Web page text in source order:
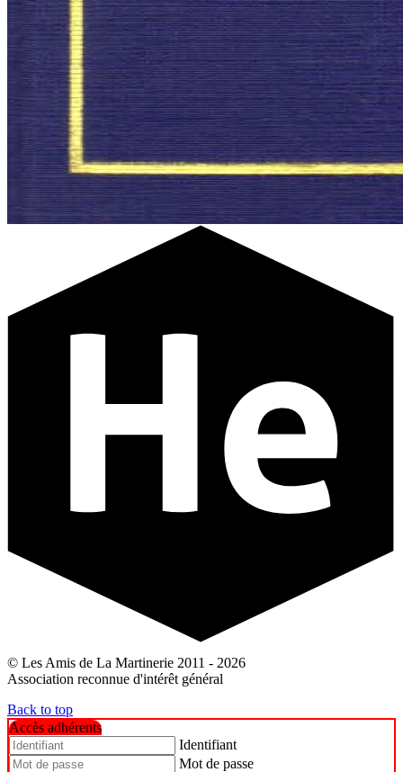
© Les Amis de La Martinerie 2011 - 2026
Association reconnue d'intérêt général
Back to top
Accès adhérents
Identifiant
Mot de passe